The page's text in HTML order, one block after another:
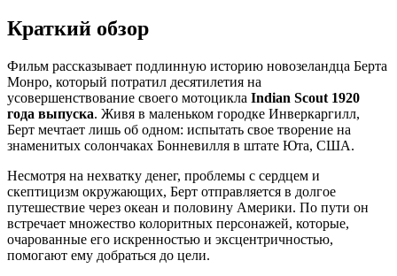
Краткий обзор
Фильм рассказывает подлинную историю новозеландца Берта
Монро, который потратил десятилетия на
усовершенствование своего мотоцикла Indian Scout 1920
года выпуска. Живя в маленьком городке Инверкаргилл,
Берт мечтает лишь об одном: испытать свое творение на
знаменитых солончаках Бонневилля в штате Юта, США.
Несмотря на нехватку денег, проблемы с сердцем и
скептицизм окружающих, Берт отправляется в долгое
путешествие через океан и половину Америки. По пути он
встречает множество колоритных персонажей, которые,
очарованные его искренностью и эксцентричностью,
помогают ему добраться до цели.